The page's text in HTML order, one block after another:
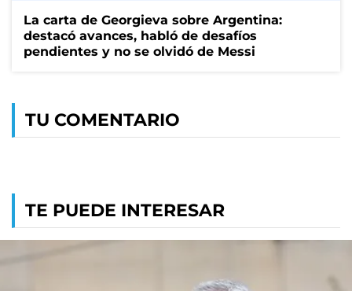
La carta de Georgieva sobre Argentina:
destacó avances, habló de desafíos
pendientes y no se olvidó de Messi
TU COMENTARIO
TE PUEDE INTERESAR